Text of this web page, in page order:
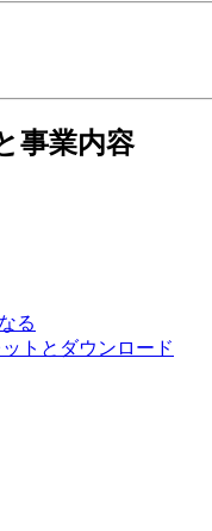
事業内容
る
トとダウンロード